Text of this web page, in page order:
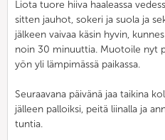
Liota tuore hiiva haaleassa
sitten jauhot, sokeri ja suola ja
jälkeen vaivaa käsin hyvin,
noin 30 minuuttia. Muotoile nyt
yön yli lämpimässä paikassa.
Seuraavana päivänä jaa taikina
jälleen palloiksi, peitä liinalla ja
tuntia.